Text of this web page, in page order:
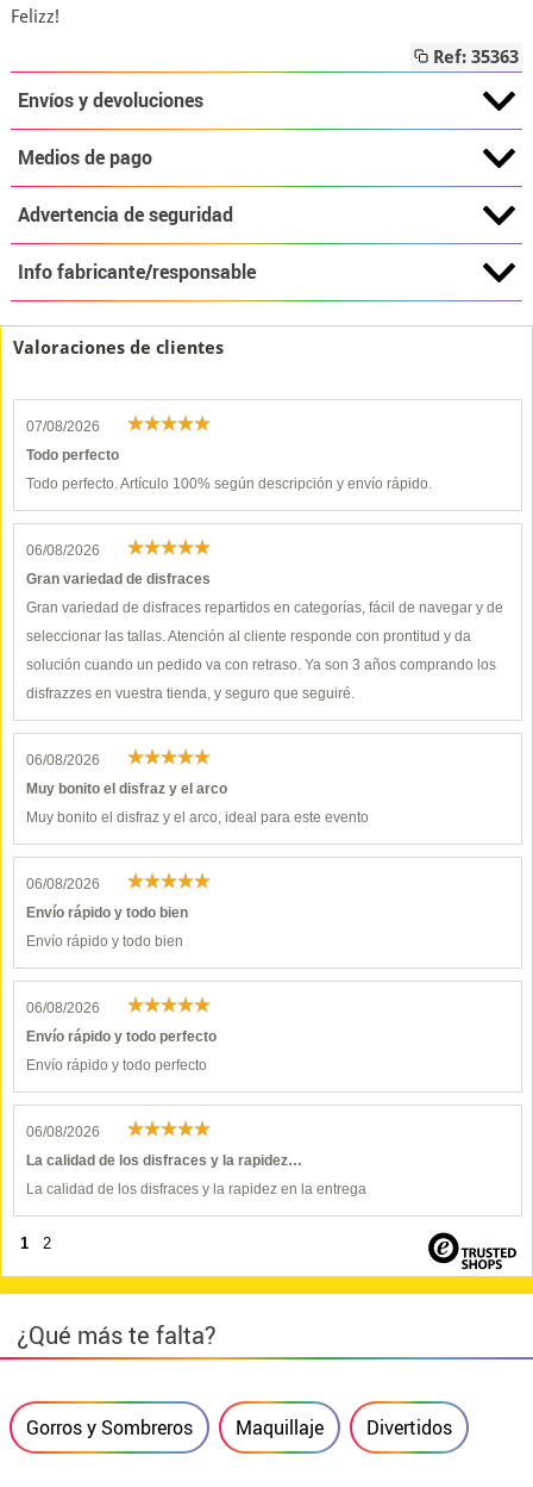
Felizz!
Ref: 35363
Envíos y devoluciones
Medios de pago
Advertencia de seguridad
Info fabricante/responsable
Valoraciones de clientes
07/08/2026
Todo perfecto
Todo perfecto. Artículo 100% según descripción y envío rápido.
06/08/2026
Gran variedad de disfraces
Gran variedad de disfraces repartidos en categorías, fácil de navegar y de
seleccionar las tallas. Atención al cliente responde con prontitud y da
solución cuando un pedido va con retraso. Ya son 3 años comprando los
disfrazzes en vuestra tienda, y seguro que seguiré.
06/08/2026
Muy bonito el disfraz y el arco
Muy bonito el disfraz y el arco, ideal para este evento
06/08/2026
Envío rápido y todo bien
Envío rápido y todo bien
06/08/2026
Envío rápido y todo perfecto
Envío rápido y todo perfecto
06/08/2026
La calidad de los disfraces y la rapidez…
La calidad de los disfraces y la rapidez en la entrega
1 2
¿Qué más te falta?
Gorros y Sombreros Maquillaje Divertidos